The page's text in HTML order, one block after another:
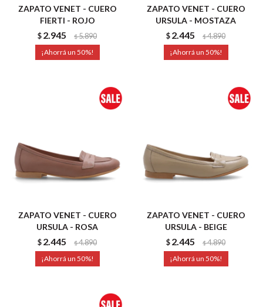
ZAPATO VENET - CUERO
FIERTI - ROJO
$2.945 $5.890
50
ZAPATO VENET - CUERO
URSULA - MOSTAZA
$2.445 $4.890
50
ZAPATO VENET - CUERO
URSULA - ROSA
$2.445 $4.890
50
ZAPATO VENET - CUERO
URSULA - BEIGE
$2.445 $4.890
50